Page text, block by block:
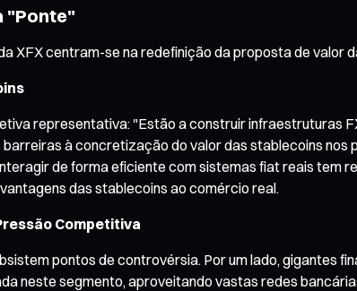
"Ponte"
XFX centram-se na redefinição da proposta de valor
representativa: "Estão a construir infraestruturas
à concretização do valor das stablecoins
de forma eficiente com sistemas fiat reais tem
das stablecoins ao comércio real.
Competitiva
pontos de controvérsia. Por um lado,
neste segmento, aproveitando vastas redes